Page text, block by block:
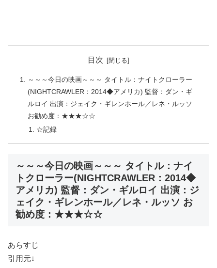
目次
～～～今日の映画～～～ タイトル：ナイトクローラー
(NIGHTCRAWLER：2014◆アメリカ) 監督：ダン・ギ
ルロイ 出演：ジェイク・ギレンホール／レネ・ルッソ
お勧め度：★★★☆☆
☆記録
～～～今日の映画～～～ タイトル：ナイ
トクローラー(NIGHTCRAWLER：2014◆
アメリカ) 監督：ダン・ギルロイ 出演：ジ
ェイク・ギレンホール／レネ・ルッソ お
勧め度：★★★☆☆
あらすじ
引用元↓